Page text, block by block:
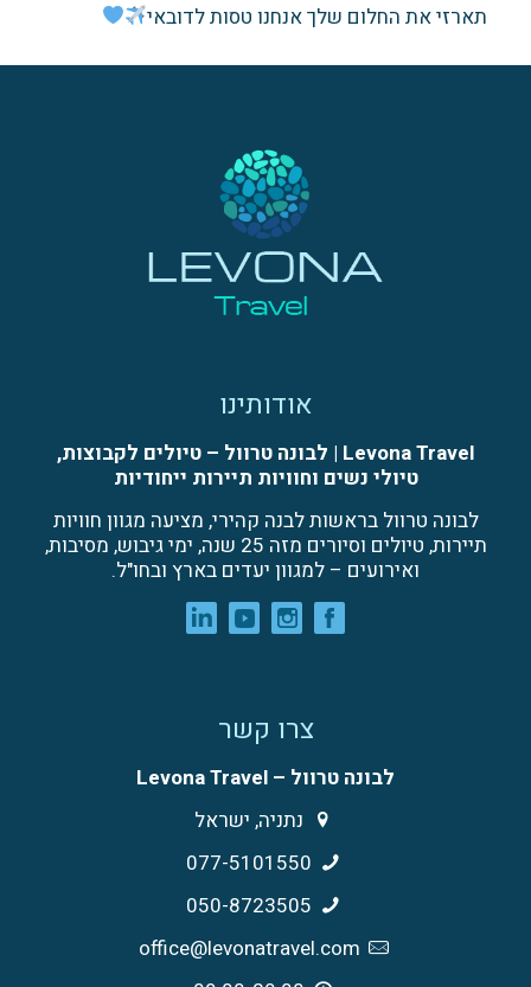
תארזי את החלום שלך אנחנו טסות לדובאי
אודותינו
Levona Travel | לבונה טרוול – טיולים לקבוצות,
טיולי נשים וחוויות תיירות ייחודיות
לבונה טרוול בראשות לבנה קהירי, מציעה מגוון חוויות
תיירות, טיולים וסיורים מזה 25 שנה, ימי גיבוש, מסיבות,
ואירועים – למגוון יעדים בארץ ובחו"ל.
צרו קשר
לבונה טרוול – Levona Travel
נתניה, ישראל
077-5101550
050-8723505
office@levonatravel.com